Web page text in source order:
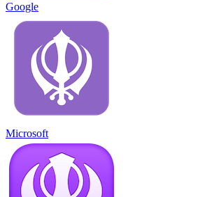
Google
Microsoft